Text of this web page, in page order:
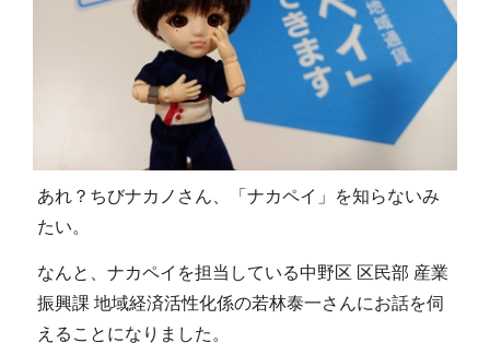
あれ？ちびナカノさん、「ナカペイ」を知らないみ
たい。
なんと、ナカペイを担当している中野区 区民部 産業
振興課 地域経済活性化係の若林泰一さんにお話を伺
えることになりました。